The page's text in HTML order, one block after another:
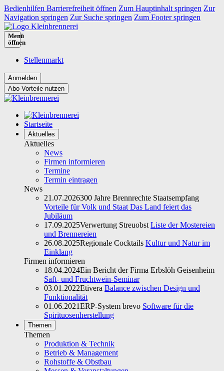
Bedienhilfen Barrierefreiheit öffnen Zum Hauptinhalt springen Zur
Navigation springen Zur Suche springen Zum Footer springen
Menü
öffnen
Stellenmarkt
Abo-Vorteile nutzen
Startseite
Aktuelles
Aktuelles
News
Firmen informieren
Termine
Termin eintragen
News
21.07.2026300 Jahre Brennrechte Staatsempfang
Vorteile für Volk und Staat Das Land feiert das
Jubiläum
17.09.2025Verwertung Streuobst Liste der Mostereien
und Brennereien
26.08.2025Regionale Cocktails Kultur und Natur im
Einklang
Firmen informieren
18.04.2024Ein Bericht der Firma Erbslöh Geisenheim
Saft- und Fruchtwein-Seminar
03.01.2022Etivera Balance zwischen Design und
Funktionalität
01.06.2021ERP-System brevo Software für die
Spirituosenherstellung
Themen
Themen
Produktion & Technik
Betrieb & Management
Rohstoffe & Obstbau